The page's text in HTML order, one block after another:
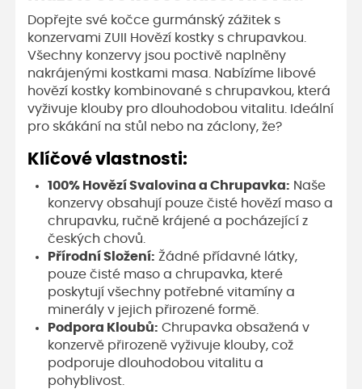
Dopřejte své kočce gurmánský zážitek s
konzervami ZUII Hovězí kostky s chrupavkou.
Všechny konzervy jsou poctivě naplněny
nakrájenými kostkami masa. Nabízíme libové
hovězí kostky kombinované s chrupavkou, která
vyživuje klouby pro dlouhodobou vitalitu. Ideální
pro skákání na stůl nebo na záclony, že?
Klíčové vlastnosti:
100% Hovězí Svalovina a Chrupavka: Naše
konzervy obsahují pouze čisté hovězí maso a
chrupavku, ručně krájené a pocházející z
českých chovů.
Přírodní Složení: Žádné přídavné látky,
pouze čisté maso a chrupavka, které
poskytují všechny potřebné vitamíny a
minerály v jejich přirozené formě.
Podpora Kloubů: Chrupavka obsažená v
konzervě přirozeně vyživuje klouby, což
podporuje dlouhodobou vitalitu a
pohyblivost.